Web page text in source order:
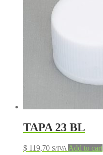
TAPA 23 BL
$ 119,70 S/IVA Add to cart